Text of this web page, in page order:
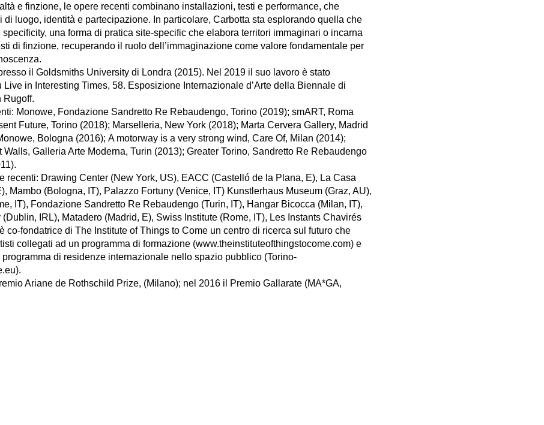
e finzione, le opere recenti combinano installazioni, testi e performance, che
di luogo, identità e partecipazione. In particolare, Carbotta sta esplorando quella che
una forma di pratica site-specific che elabora territori immaginari o incarna
di finzione, recuperando il ruolo dell’immaginazione come valore fondamentale per
il Goldsmiths University di Londra (2015). Nel 2019 il suo lavoro è stato
Live in Interesting Times, 58. Esposizione Internazionale d’Arte della Biennale di
Rugoff.
Monowe, Fondazione Sandretto Re Rebaudengo, Torino (2019); smART, Roma
Future, Torino (2018); Marselleria, New York (2018); Marta Cervera Gallery, Madrid
Bologna (2016); A motorway is a very strong wind, Care Of, Milan (2014);
Walls, Galleria Arte Moderna, Turin (2013); Greater Torino, Sandretto Re Rebaudengo
recenti: Drawing Center (New York, US), EACC (Castelló de la Plana, E), La Casa
Mambo (Bologna, IT), Palazzo Fortuny (Venice, IT) Kunstlerhaus Museum (Graz, AU),
IT), Fondazione Sandretto Re Rebaudengo (Turin, IT), Hangar Bicocca (Milan, IT),
IRL), Matadero (Madrid, E), Swiss Institute (Rome, IT), Les Instants Chavirés
co-fondatrice di The Institute of Things to Come un centro di ricerca sul futuro che
collegati ad un programma di formazione (www.theinstituteofthingstocome.com) e
di residenze internazionale nello spazio pubblico (Torino-
Ariane de Rothschild Prize, (Milano); nel 2016 il Premio Gallarate (MA*GA,